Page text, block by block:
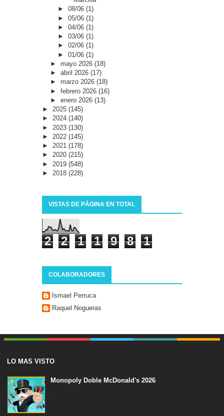
►08/06(1)
►05/06(1)
►04/06(1)
►03/06(1)
►02/06(1)
►01/06(1)
► mayo 2026 (18)
► abril 2026 (17)
► marzo 2026 (18)
► febrero 2026 (16)
► enero 2026 (13)
► 2025 (145)
► 2024 (140)
► 2023 (130)
► 2022 (145)
► 2021 (178)
► 2020 (215)
► 2019 (548)
► 2018 (228)
VISTAS DE PÁGINA EN TOTAL
2 2 1 1 9 8 1
COLABORADORES
Ismael Perruca
Raquel Nogueras
LO MAS VISTO
Monopoly Doble McDonald's 2026
...